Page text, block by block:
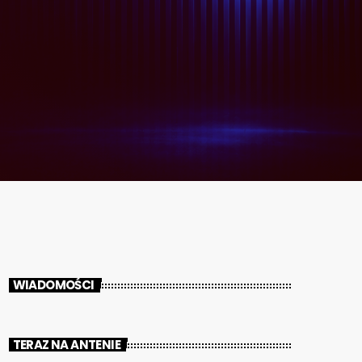
WIADOMOŚCI
TERAZ NA ANTENIE